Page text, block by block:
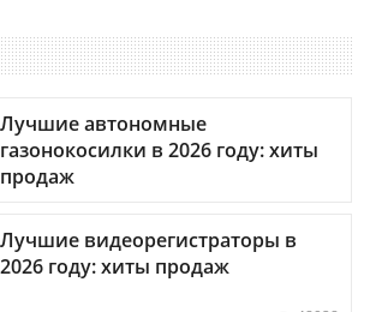
Лучшие автономные
газонокосилки в 2026 году: хиты
продаж
Лучшие видеорегистраторы в
2026 году: хиты продаж